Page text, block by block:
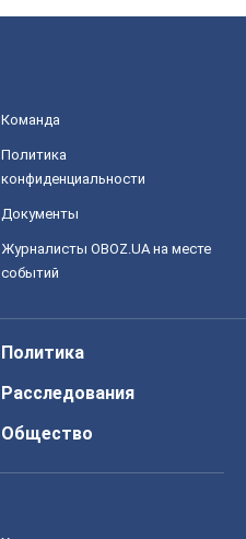
Команда
Политика
конфиденциальности
Документы
Журналисты OBOZ.UA на месте
событий
Политика
Расследования
Общество